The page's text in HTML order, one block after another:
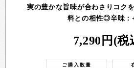
実の豊かな旨味が合わさりコク
料との相性◎辛味：
7,290円(税
ご購入数量